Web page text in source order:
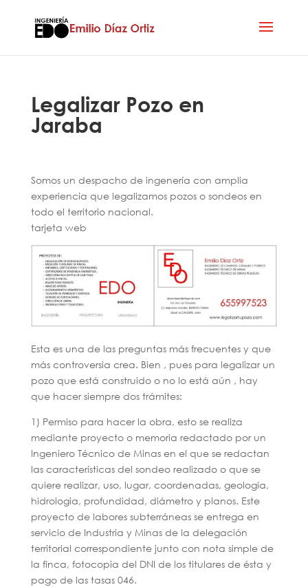
Legalizar Pozo en
Jaraba
Somos un despacho de ingenería con amplia
experiencia que legalizamos pozos o sondeos en
todo el territorio nacional.
tarjeta web
Esta es una de las preguntas más frecuentes y que
más controversia crea. Bien , pues para legalizar un
pozo que está construido o no lo está aún , hay
que hacer siempre dos trámites:
1) Permiso para hacer la obra, esto se realiza
mediante proyecto o memoria redactado por un
Ingeniero Técnico de Minas en el que se redactan
las características del sondeo realizado o que se
quiere realizar, uso, lugar, coordenadas, geología,
hidrologia, profundidad, diámetro y planos. Este
proyecto de labores subterráneas se entrega en
servicio de Industria y Minas de la delegación
territorial correspondiente junto con nota simple de
la finca, fotocopia del DNI de los titulares de ésta y
pago de las tasas 046.